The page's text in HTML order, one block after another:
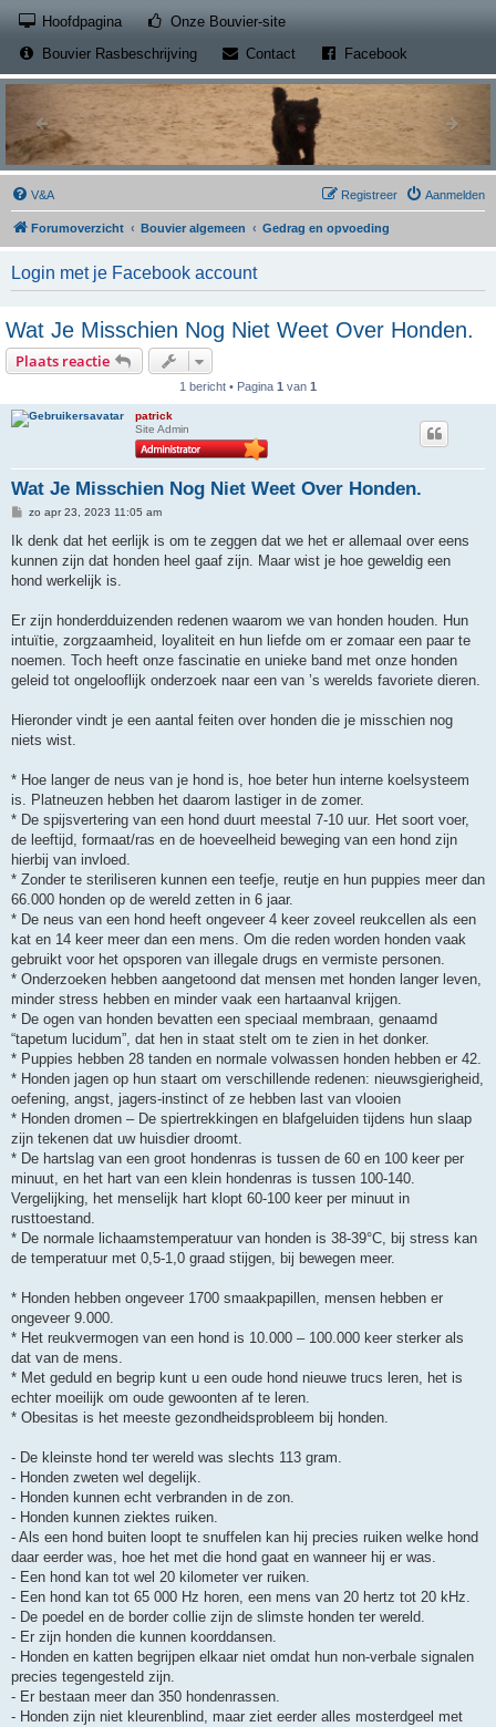
Hoofdpagina Onze Bouvier-site(Opens a new tab)
Bouvier Rasbeschrijving
Contact(Opens a new tab)
Facebook
V&A Aanmelden
Registreer
Forumoverzicht Bouvier algemeen Gedrag en opvoeding
Login met je Facebook account
Wat Je Misschien Nog Niet Weet Over Honden.
Plaats reactie
1 bericht • Pagina 1 van 1
patrick
Site Admin
Wat Je Misschien Nog Niet Weet Over Honden.
B
c
h
zo apr 23, 2023 11:05 am
Ik denk dat het eerlijk is om te zeggen dat we het er allemaal over eens
kunnen zijn dat honden heel gaaf zijn. Maar wist je hoe geweldig een
hond werkelijk is.
Er zijn honderdduizenden redenen waarom we van honden houden. Hun
intuïtie, zorgzaamheid, loyaliteit en hun liefde om er zomaar een paar te
noemen. Toch heeft onze fascinatie en unieke band met onze honden
geleid tot ongelooflijk onderzoek naar een van ’s werelds favoriete dieren.
Hieronder vindt je een aantal feiten over honden die je misschien nog
niets wist.
* Hoe langer de neus van je hond is, hoe beter hun interne koelsysteem
is. Platneuzen hebben het daarom lastiger in de zomer.
* De spijsvertering van een hond duurt meestal 7-10 uur. Het soort voer,
de leeftijd, formaat/ras en de hoeveelheid beweging van een hond zijn
hierbij van invloed.
* Zonder te steriliseren kunnen een teefje, reutje en hun puppies meer dan
66.000 honden op de wereld zetten in 6 jaar.
* De neus van een hond heeft ongeveer 4 keer zoveel reukcellen als een
kat en 14 keer meer dan een mens. Om die reden worden honden vaak
gebruikt voor het opsporen van illegale drugs en vermiste personen.
* Onderzoeken hebben aangetoond dat mensen met honden langer leven,
minder stress hebben en minder vaak een hartaanval krijgen.
* De ogen van honden bevatten een speciaal membraan, genaamd
“tapetum lucidum”, dat hen in staat stelt om te zien in het donker.
* Puppies hebben 28 tanden en normale volwassen honden hebben er 42.
* Honden jagen op hun staart om verschillende redenen: nieuwsgierigheid,
oefening, angst, jagers-instinct of ze hebben last van vlooien
* Honden dromen – De spiertrekkingen en blafgeluiden tijdens hun slaap
zijn tekenen dat uw huisdier droomt.
* De hartslag van een groot hondenras is tussen de 60 en 100 keer per
minuut, en het hart van een klein hondenras is tussen 100-140.
Vergelijking, het menselijk hart klopt 60-100 keer per minuut in
rusttoestand.
* De normale lichaamstemperatuur van honden is 38-39°C, bij stress kan
de temperatuur met 0,5-1,0 graad stijgen, bij bewegen meer.
* Honden hebben ongeveer 1700 smaakpapillen, mensen hebben er
ongeveer 9.000.
* Het reukvermogen van een hond is 10.000 – 100.000 keer sterker als
dat van de mens.
* Met geduld en begrip kunt u een oude hond nieuwe trucs leren, het is
echter moeilijk om oude gewoonten af te leren.
* Obesitas is het meeste gezondheidsprobleem bij honden.
- De kleinste hond ter wereld was slechts 113 gram.
- Honden zweten wel degelijk.
- Honden kunnen echt verbranden in de zon.
- Honden kunnen ziektes ruiken.
- Als een hond buiten loopt te snuffelen kan hij precies ruiken welke hond
daar eerder was, hoe het met die hond gaat en wanneer hij er was.
- Een hond kan tot wel 20 kilometer ver ruiken.
- Een hond kan tot 65 000 Hz horen, een mens van 20 hertz tot 20 kHz.
- De poedel en de border collie zijn de slimste honden ter wereld.
- Er zijn honden die kunnen koorddansen.
- Honden en katten begrijpen elkaar niet omdat hun non-verbale signalen
precies tegengesteld zijn.
- Er bestaan meer dan 350 hondenrassen.
- Honden zijn niet kleurenblind, maar ziet eerder alles mosterdgeel met